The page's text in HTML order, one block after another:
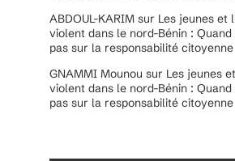
ABDOUL-KARIM sur Les jeunes et
violent dans le nord-Bénin :
pas sur la responsabilité citoyenne
GNAMMI Mounou sur Les jeunes
violent dans le nord-Bénin :
pas sur la responsabilité citoyenne